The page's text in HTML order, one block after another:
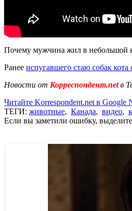
Почему мужчина жил в небольшой
Ранее испугавшего стаю собак кота
Новости от Корреспондент.netв
Читайте Korrespondent.net в Google
ТЕГИ: животные, Канада, видео,
Если вы заметили ошибку,